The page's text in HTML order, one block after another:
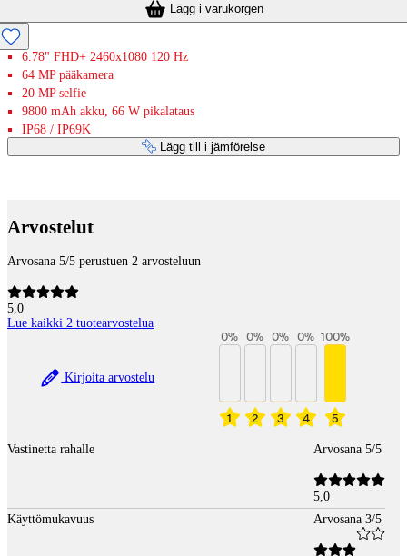
Lägg i varukorgen
6.78" FHD+ 2460x1080 120 Hz
64 MP pääkamera
20 MP selfie
9800 mAh akku, 66 W pikalataus
IP68 / IP69K
Lägg till i jämförelse
Arvostelut
Arvosana 5/5 perustuen 2 arvosteluun
5,0
Lue kaikki 2 tuotearvostelua
Kirjoita arvostelu
1
0%
2
0%
3
0%
4
0%
5
100%
Vastinetta rahalle Arvosana 5/5
5,0
Käyttömukavuus
Arvosana 3/5